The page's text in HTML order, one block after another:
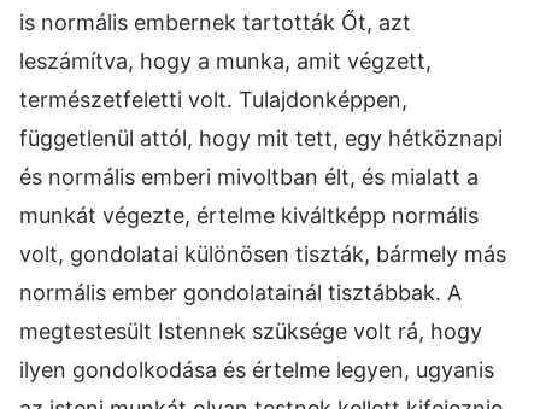
is normális embernek tartották Őt, azt
leszámítva, hogy a munka, amit végzett,
természetfeletti volt. Tulajdonképpen,
függetlenül attól, hogy mit tett, egy hétköznapi
és normális emberi mivoltban élt, és mialatt a
munkát végezte, értelme kiváltképp normális
volt, gondolatai különösen tiszták, bármely más
normális ember gondolatainál tisztábbak. A
megtestesült Istennek szüksége volt rá, hogy
ilyen gondolkodása és értelme legyen, ugyanis